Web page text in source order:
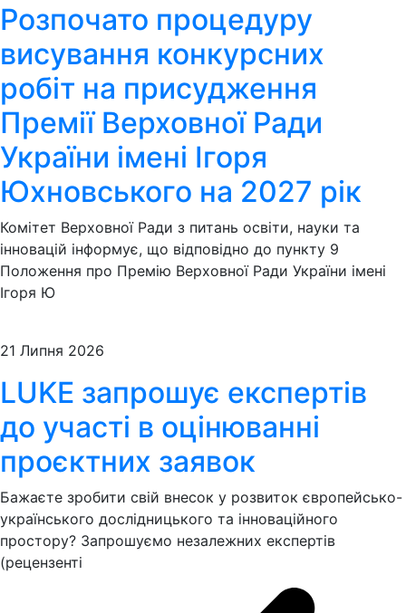
Розпочато процедуру
висування конкурсних
робіт на присудження
Премії Верховної Ради
України імені Ігоря
Юхновського на 2027 рік
Комітет Верховної Ради з питань освіти, науки та
інновацій інформує, що відповідно до пункту 9
Положення про Премію Верховної Ради України імені
Ігоря Ю
21 Липня 2026
LUKE запрошує експертів
до участі в оцінюванні
проєктних заявок
Бажаєте зробити свій внесок у розвиток європейсько-
українського дослідницького та інноваційного
простору? Запрошуємо незалежних експертів
(рецензенті